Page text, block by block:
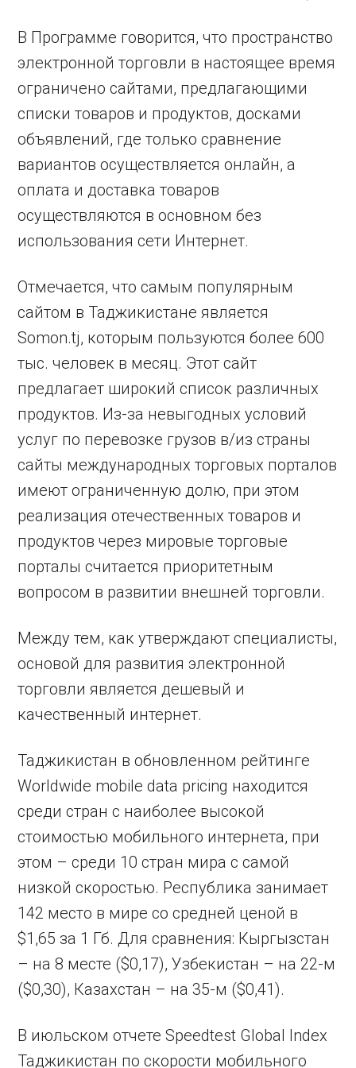
В Программе говорится, что пространство
электронной торговли в настоящее время
ограничено сайтами, предлагающими
списки товаров и продуктов, досками
объявлений, где только сравнение
вариантов осуществляется онлайн, а
оплата и доставка товаров
осуществляются в основном без
использования сети Интернет.
Отмечается, что самым популярным
сайтом в Таджикистане является
Somon.tj, которым пользуются более 600
тыс. человек в месяц. Этот сайт
предлагает широкий список различных
продуктов. Из-за невыгодных условий
услуг по перевозке грузов в/из страны
сайты международных торговых порталов
имеют ограниченную долю, при этом
реализация отечественных товаров и
продуктов через мировые торговые
порталы считается приоритетным
вопросом в развитии внешней торговли.
Между тем, как утверждают специалисты,
основой для развития электронной
торговли является дешевый и
качественный интернет.
Таджикистан в обновленном рейтинге
Worldwide mobile data pricing находится
среди стран с наиболее высокой
стоимостью мобильного интернета, при
этом – среди 10 стран мира с самой
низкой скоростью. Республика занимает
142 место в мире со средней ценой в
$1,65 за 1 Гб. Для сравнения: Кыргызстан
– на 8 месте ($0,17), Узбекистан – на 22-м
($0,30), Казахстан – на 35-м ($0,41).
В июльском отчете Speedtest Global Index
Таджикистан по скорости мобильного